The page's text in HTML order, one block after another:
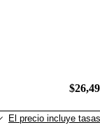
El precio incluye tasas